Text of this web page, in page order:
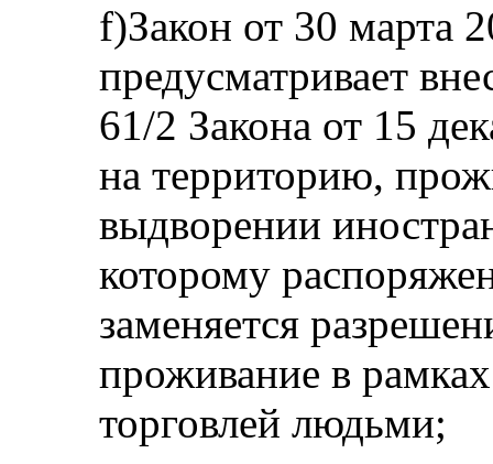
f)Закон от 30 марта
предусматривает
61/2 Закона от 15
на территорию,
выдворении
которому
заменяется
проживание в
торговлей людьми;